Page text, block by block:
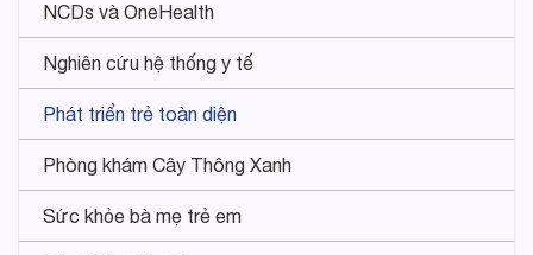
NCDs và OneHealth
Nghiên cứu hệ thống y tế
Phát triển trẻ toàn diện
Phòng khám Cây Thông Xanh
Sức khỏe bà mẹ trẻ em